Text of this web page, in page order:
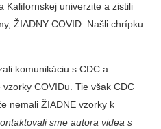
Kalifornskej univerzite a zistili
ŽIADNY COVID. Našli chrípku
komunikáciu s CDC a
COVIDu. Tie však CDC
nemali ŽIADNE vzorky k
sme autora videa s